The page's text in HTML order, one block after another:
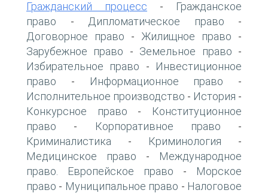
Гражданский процесс -
Гражданское
право - Дипломатическое право -
Договорное право - Жилищное право -
Зарубежное право - Земельное право -
Избирательное право -
Инвестиционное
право - Информационное право -
Исполнительное производство - История -
Конкурсное право -
Конституционное
право - Корпоративное право -
Криминалистика - Криминология -
Медицинское право -
Международное
право. Европейское право -
Морское
право - Муниципальное право - Налоговое